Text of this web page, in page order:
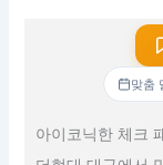
맞춤
아이코닉한 체크